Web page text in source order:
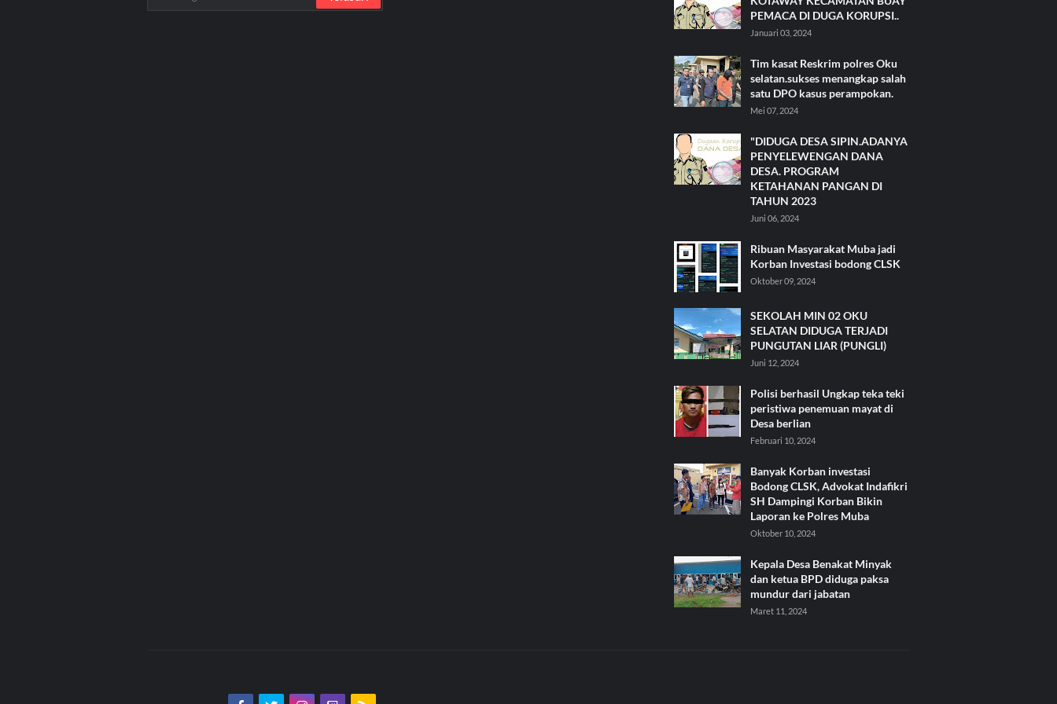
PEMACA DI DUGA KORUPSI..
Januari 03, 2024
Tim kasat Reskrim polres Oku
selatan.sukses menangkap salah
satu DPO kasus perampokan.
Mei 07, 2024
"DIDUGA DESA SIPIN.ADANYA
PENYELEWENGAN DANA
DESA. PROGRAM
KETAHANAN PANGAN DI
TAHUN 2023
Juni 06, 2024
Ribuan Masyarakat Muba jadi
Korban Investasi bodong CLSK
Oktober 09, 2024
SEKOLAH MIN 02 OKU
SELATAN DIDUGA TERJADI
PUNGUTAN LIAR (PUNGLI)
Juni 12, 2024
Polisi berhasil Ungkap teka teki
peristiwa penemuan mayat di
Desa berlian
Februari 10, 2024
Banyak Korban investasi
Bodong CLSK, Advokat Indafikri
SH Dampingi Korban Bikin
Laporan ke Polres Muba
Oktober 10, 2024
Kepala Desa Benakat Minyak
dan ketua BPD diduga paksa
mundur dari jabatan
Maret 11, 2024